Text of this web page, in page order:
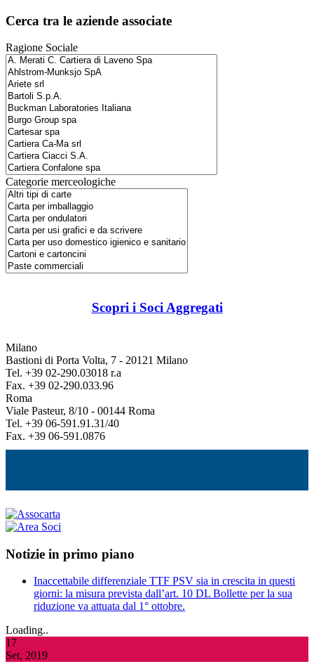
Cerca tra le aziende associate
Ragione Sociale
Categorie merceologiche
Scopri i Soci Aggregati
Milano
Bastioni di Porta Volta, 7 - 20121 Milano
Tel. +39 02-290.03018 r.a
Fax. +39 02-290.033.96
Roma
Viale Pasteur, 8/10 - 00144 Roma
Tel. +39 06-591.91.31/40
Fax. +39 06-591.0876
Notizie in primo piano
Inaccettabile differenziale TTF PSV sia in crescita in questi
giorni: la misura prevista dall’art. 10 DL Bollette per la sua
riduzione va attuata dal 1° ottobre.
Loading..
17
Set, 2019